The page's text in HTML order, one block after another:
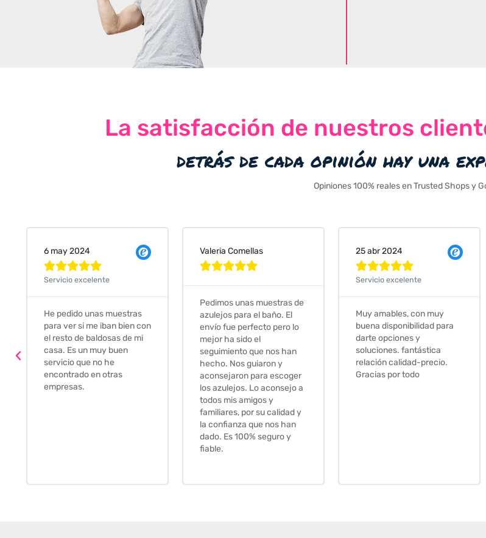
La satisfacción de nuestros
detrás de cada opinión hay una
Opiniones 100% reales en Trusted Shops y
Valeria Comellas

azulejos para el baño. El
envío fue perfecto pero lo
mejor ha sido el
seguimiento que nos han
hecho. Nos guiaron y
aconsejaron para escoger
los azulejos. Lo aconsejo a
25 abr 2024

Muy amables, con muy
buena disponibilidad para
darte opciones y
soluciones. fantástica
relación calidad-precio.
Gracias por todo
Cristina Martin Serrano

La Casa de los Azulejos. La
tención recibida, sobretodo
por parte de Stephanie, ha
sido excepcional. Serios,
profesionales,
colaboradores para